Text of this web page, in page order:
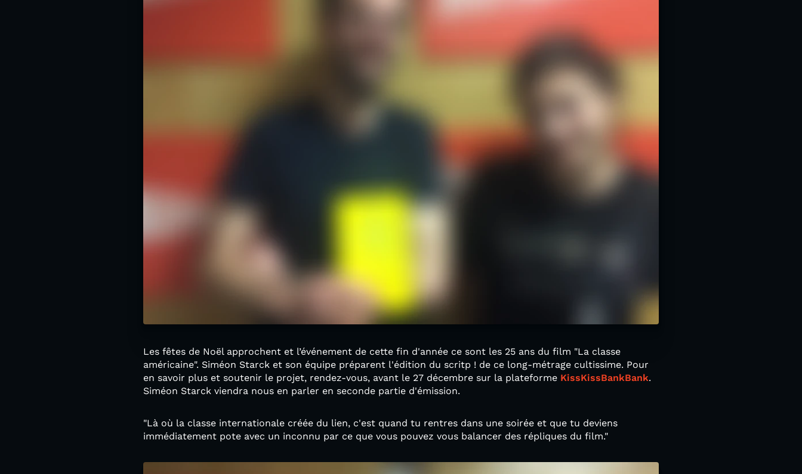
Les fêtes de Noël approchent et l’événement de cette fin d'année ce sont les 25 ans du film "La classe
américaine". Siméon Starck et son équipe préparent l'édition du scritp ! de ce long-métrage cultissime. Pour
en savoir plus et soutenir le projet, rendez-vous, avant le 27 décembre sur la plateforme KissKissBankBank.
Siméon Starck viendra nous en parler en seconde partie d'émission.
"Là où la classe internationale créée du lien, c'est quand tu rentres dans une soirée et que tu deviens
immédiatement pote avec un inconnu par ce que vous pouvez vous balancer des répliques du film."